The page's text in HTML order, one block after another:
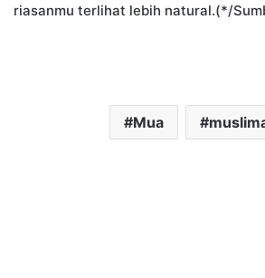
riasanmu terlihat lebih natural.(*/
Mua